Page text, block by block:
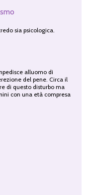
sia psicologica.
alluomo di
del pene. Circa il
di questo disturbo ma
con una età compresa